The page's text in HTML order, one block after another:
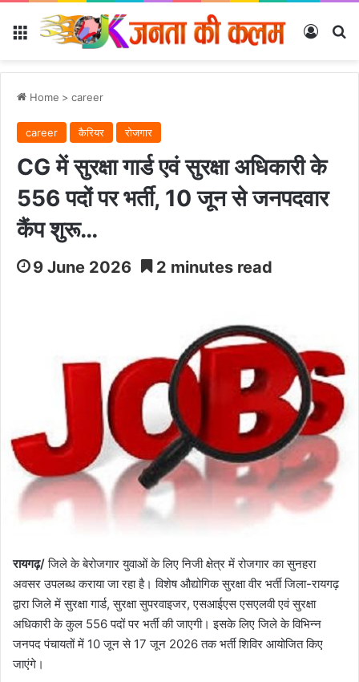
Menu Log In
Home > career
career कैरियर रोजगार
CG में सुरक्षा गार्ड एवं सुरक्षा अधिकारी के
556 पदों पर भर्ती, 10 जून से जनपदवार
कैंप शुरू…
9 June 2026 2 minutes read
रायगढ़/जिले के बेरोजगार युवाओं के लिए निजी क्षेत्र में रोजगार का सुनहरा
अवसर उपलब्ध कराया जा रहा है। विशेष औद्योगिक सुरक्षा वीर भर्ती जिला-रायगढ़
द्वारा जिले में सुरक्षा गार्ड, सुरक्षा सुपरवाइजर, एसआईएस एसएलवी एवं सुरक्षा
अधिकारी के कुल 556 पदों पर भर्ती की जाएगी। इसके लिए जिले के विभिन्न
जनपद पंचायतों में 10 जून से 17 जून 2026 तक भर्ती शिविर आयोजित किए
जाएंगे।